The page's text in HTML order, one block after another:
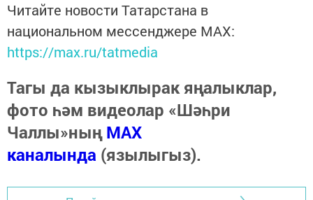
Читайте новости Татарстана в
национальном мессенджере MАХ:
https://max.ru/tatmedia
Тагы да кызыклырак яңалыклар,
фото һәм видеолар «Шәһри
Чаллы»ныңMAX
каналында (язылыгыз).